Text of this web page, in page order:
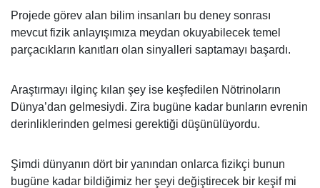
Projede görev alan bilim insanları bu deney sonrası
mevcut fizik anlayışımıza meydan okuyabilecek temel
parçacıkların kanıtları olan sinyalleri saptamayı başardı.
Araştırmayı ilginç kılan şey ise keşfedilen Nötrinoların
Dünya’dan gelmesiydi. Zira bugüne kadar bunların evrenin
derinliklerinden gelmesi gerektiği düşünülüyordu.
Şimdi dünyanın dört bir yanından onlarca fizikçi bunun
bugüne kadar bildiğimiz her şeyi değiştirecek bir keşif mi